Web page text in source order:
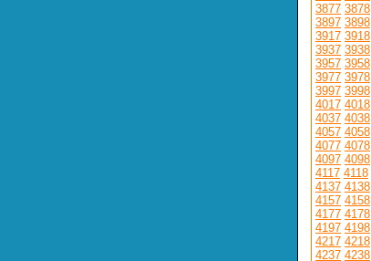
3877 3878
3897 3898
3917 3918
3937 3938
3957 3958
3977 3978
3997 3998
4017 4018
4037 4038
4057 4058
4077 4078
4097 4098
4117 4118
4137 4138
4157 4158
4177 4178
4197 4198
4217 4218
4237 4238